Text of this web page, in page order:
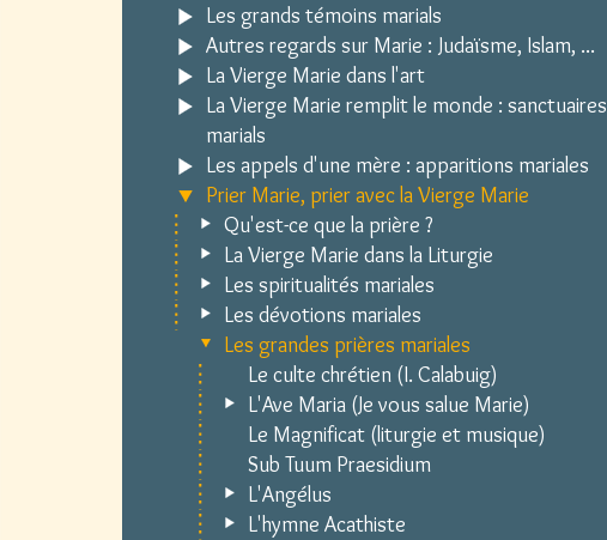
Les grands témoins marials
Autres regards sur Marie : Judaïsme, Islam, ...
La Vierge Marie dans l'art
La Vierge Marie remplit le monde : sanctuaires
marials
Les appels d'une mère : apparitions mariales
Prier Marie, prier avec la Vierge Marie
Qu'est-ce que la prière ?
La Vierge Marie dans la Liturgie
Les spiritualités mariales
Les dévotions mariales
Les grandes prières mariales
Le culte chrétien (I. Calabuig)
L'Ave Maria (Je vous salue Marie)
Le Magnificat (liturgie et musique)
Sub Tuum Praesidium
L'Angélus
L'hymne Acathiste